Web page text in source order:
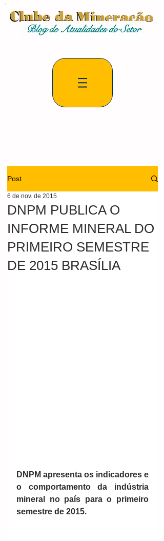
Post
DNPM PUBLICA O
INFORME MINERAL DO
PRIMEIRO SEMESTRE
DE 2015 BRASÍLIA
6 de nov. de 2015
DNPM apresenta os indicadores e
o comportamento da indústria
mineral no país para o primeiro
semestre de 2015.